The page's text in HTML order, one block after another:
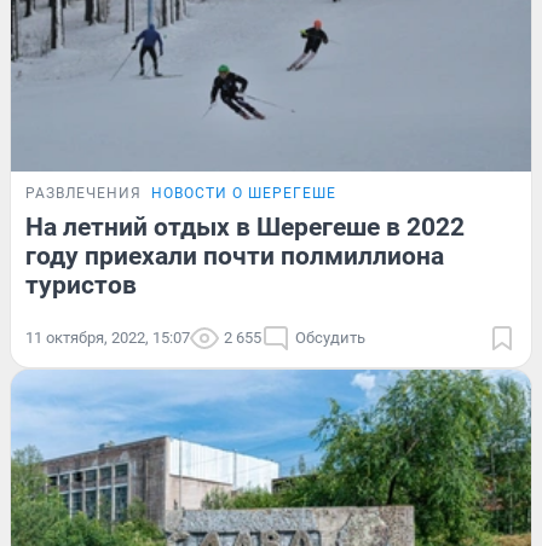
РАЗВЛЕЧЕНИЯ НОВОСТИ О ШЕРЕГЕШЕ
На летний отдых в Шерегеше в 2022
году приехали почти полмиллиона
туристов
11 октября, 2022, 15:07 2 655 Обсудить